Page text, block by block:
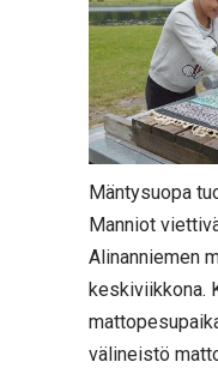
Mäntysuopa
Manniot
Alinanniemen
keskiviikkona.
välineistö